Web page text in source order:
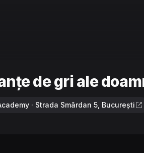
de gri ale
· Strada Smârdan 5, București